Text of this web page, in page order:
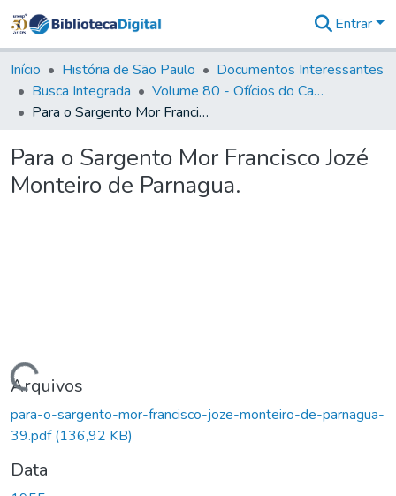
&
Coleções
Tudo na
Biblioteca
Estatísticas
Entrar
Início História de São Paulo
Documentos Interessantes
Busca Integrada
Volume 80 - Ofícios do Capitão General Martim Lopes Lobo de Saldanha (1777-1780)
Para o Sargento Mor Francisco Jozé Monteiro de Parnagua.
Para o Sargento Mor Francisco Jozé
Monteiro de Parnagua.
Carregando...
Arquivos
para-o-sargento-mor-francisco-joze-monteiro-de-parnagua-
39.pdf(136,92 KB)
Data